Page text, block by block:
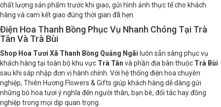
chất lượng sản phẩm trước khi giao, gửi hình ảnh thực tế cho khách
hàng và cam kết giao đúng thời gian đã hẹn.
Điện Hoa Thanh Bồng Phục Vụ Nhanh Chóng Tại Trà
Tân Và Trà Bùi
Shop Hoa Tươi Xã Thanh Bồng Quảng Ngãi luôn sẵn sàng phục vụ
khách hàng tại toàn bộ khu vực Trà Tân và phần địa bàn thuộc Trà Bùi
sau khi sáp nhập đơn vị hành chính. Với hệ thống điện hoa chuyên
nghiệp, Thiên Hương Flowers & Gifts giúp khách hàng dễ dàng gửi
những bó hoa tươi ý nghĩa đến người thân, bạn bè, đối tác hay đồng
nghiệp trong mọi dịp quan trọng.